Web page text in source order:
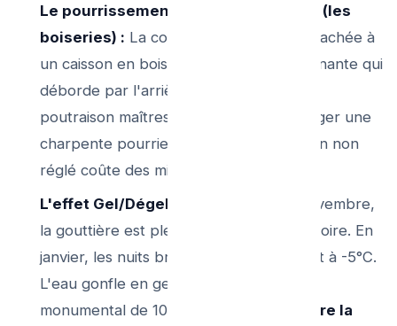
Le pourrissement de la Sous-Toiture (les
boiseries) : La corniche est souvent attachée à
un caisson en bois de finition. L'eau stagnante qui
déborde par l'arrière va faire pourrir la
poutraison maîtresse (la sablière). Changer une
charpente pourrie à cause d'un bouchon non
réglé coûte des milliers d'euros.
L'effet Gel/Dégel destructeur :
En novembre,
la gouttière est pleine comme une baignoire. En
janvier, les nuits bruxelloises descendent à -5°C.
L'eau gonfle en gelant. Le bloc de glace
monumental de 10 mètres de long
fissure la